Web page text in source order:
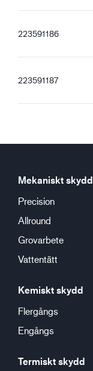
Oljetät
Bra våtgrepp
223591186
223591187
Mekaniskt skydd
Precision
Allround
Grovarbete
Vattentätt
Kemiskt skydd
Flergångs
Engångs
Termiskt skydd